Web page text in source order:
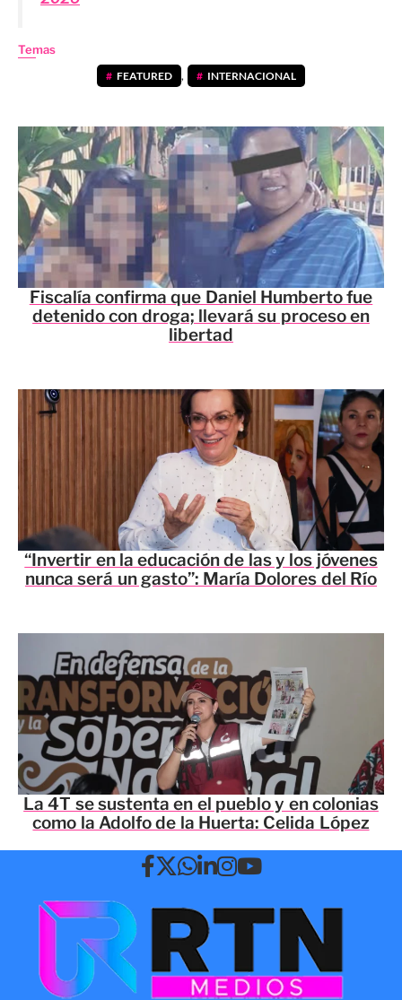
Temas
FEATURED , INTERNACIONAL
Fiscalía confirma que Daniel Humberto fue
detenido con droga; llevará su proceso en
libertad
“Invertir en la educación de las y los jóvenes
nunca será un gasto”: María Dolores del Río
La 4T se sustenta en el pueblo y en colonias
como la Adolfo de la Huerta: Celida López